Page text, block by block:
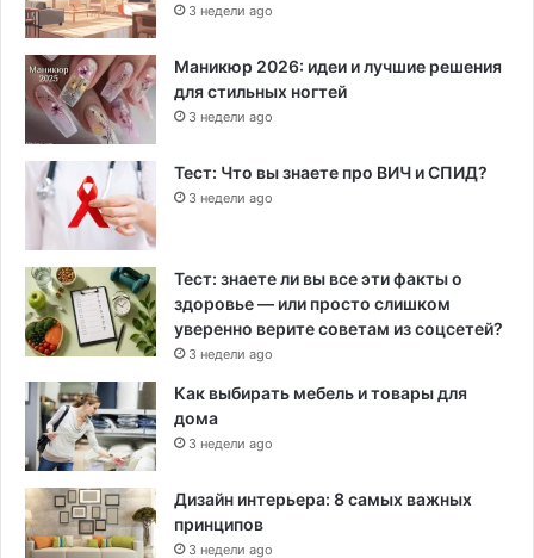
3 недели ago
Маникюр 2026: идеи и лучшие решения
для стильных ногтей
3 недели ago
Тест: Что вы знаете про ВИЧ и СПИД?
3 недели ago
Тест: знаете ли вы все эти факты о
здоровье — или просто слишком
уверенно верите советам из соцсетей?
3 недели ago
Как выбирать мебель и товары для
дома
3 недели ago
Дизайн интерьера: 8 самых важных
принципов
3 недели ago